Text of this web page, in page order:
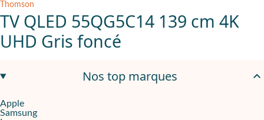
Thomson
TV QLED 55QG5C14 139 cm 4K
UHD Gris foncé
Pour une PME, l’efficacité des réunions et des sessions de
Optimise l’expérience client : affichage et présentation
Dans les zones d’accueil ou les salles de démonstration, ce
Nos top marques
Apple
Samsung